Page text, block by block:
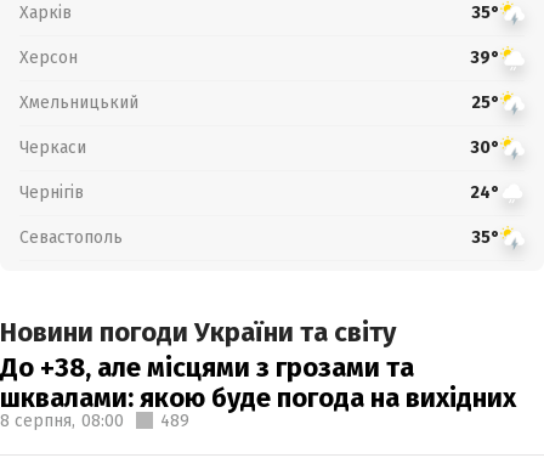
Харків 35°
Херсон 39°
Хмельницький 25°
Черкаси 30°
Чернігів 24°
Севастополь 35°
Новини погоди України та світу
До +38, але місцями з грозами та
шквалами: якою буде погода на вихідних
8 серпня, 08:00 489